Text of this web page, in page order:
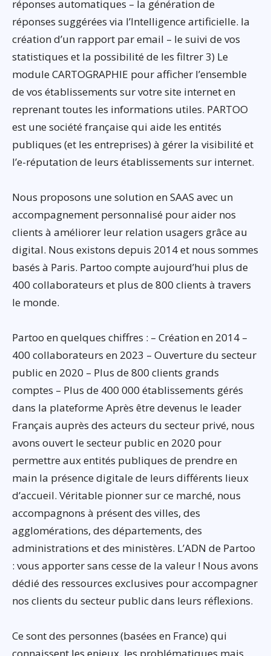
réponses automatiques – la génération de
réponses suggérées via l’Intelligence artificielle. la
création d’un rapport par email – le suivi de vos
statistiques et la possibilité de les filtrer 3) Le
module CARTOGRAPHIE pour afficher l’ensemble
de vos établissements sur votre site internet en
reprenant toutes les informations utiles. PARTOO
est une société française qui aide les entités
publiques (et les entreprises) à gérer la visibilité et
l’e-réputation de leurs établissements sur internet.
Nous proposons une solution en SAAS avec un
accompagnement personnalisé pour aider nos
clients à améliorer leur relation usagers grâce au
digital. Nous existons depuis 2014 et nous sommes
basés à Paris. Partoo compte aujourd’hui plus de
400 collaborateurs et plus de 800 clients à travers
le monde.
Partoo en quelques chiffres : – Création en 2014 –
400 collaborateurs en 2023 – Ouverture du secteur
public en 2020 – Plus de 800 clients grands
comptes – Plus de 400 000 établissements gérés
dans la plateforme Après être devenus le leader
Français auprès des acteurs du secteur privé, nous
avons ouvert le secteur public en 2020 pour
permettre aux entités publiques de prendre en
main la présence digitale de leurs différents lieux
d’accueil. Véritable pionner sur ce marché, nous
accompagnons à présent des villes, des
agglomérations, des départements, des
administrations et des ministères. L’ADN de Partoo
: vous apporter sans cesse de la valeur ! Nous avons
dédié des ressources exclusives pour accompagner
nos clients du secteur public dans leurs réflexions.
Ce sont des personnes (basées en France) qui